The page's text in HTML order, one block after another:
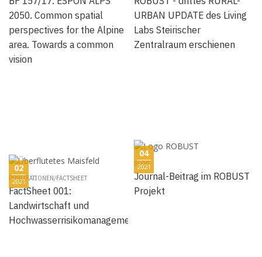
2050. Common spatial
perspectives for the Alpine
area. Towards a common
vision
URBAN UPDATE des Living
Labs Steirischer
Zentralraum erschienen
04
2021
BLOG
Journal-Beitrag im ROBUST
Projekt
02
2021
PUBLIKATIONEN/FACTSHEET
FactSheet 001:
Landwirtschaft und
Hochwasserrisikomanagement